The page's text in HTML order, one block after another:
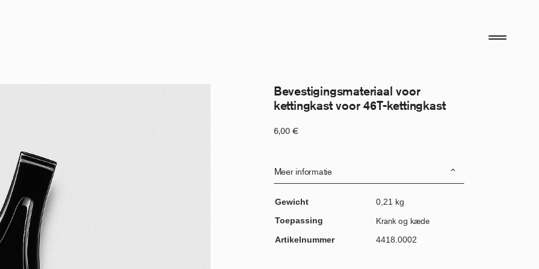
Bevestigingsmateriaal voor
kettingkast voor 46T-kettingkast
6,00 €
Meer informatie
Gewicht
0,21 kg
Toepassing
Krank og kæde
Artikelnummer 4418.0002